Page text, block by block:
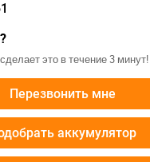
это в течение 3 минут!
Перезвонить мне
аккумулятор